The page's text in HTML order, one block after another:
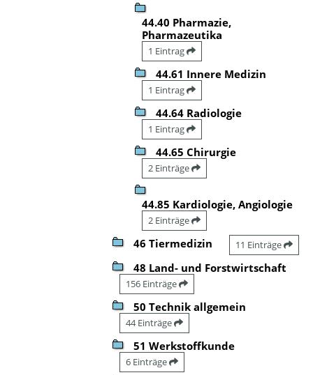
44.40 Pharmazie,
Pharmazeutika
1 Eintrag
44.61 Innere Medizin
1 Eintrag
44.64 Radiologie
1 Eintrag
44.65 Chirurgie
2 Einträge
44.85 Kardiologie, Angiologie
2 Einträge
46 Tiermedizin 11 Einträge
48 Land- und Forstwirtschaft
156 Einträge
50 Technik allgemein
44 Einträge
51 Werkstoffkunde
6 Einträge